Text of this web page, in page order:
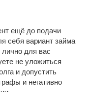
ещё до подачи
себя вариант займа
для вас
не уложиться
и допустить
и негативно